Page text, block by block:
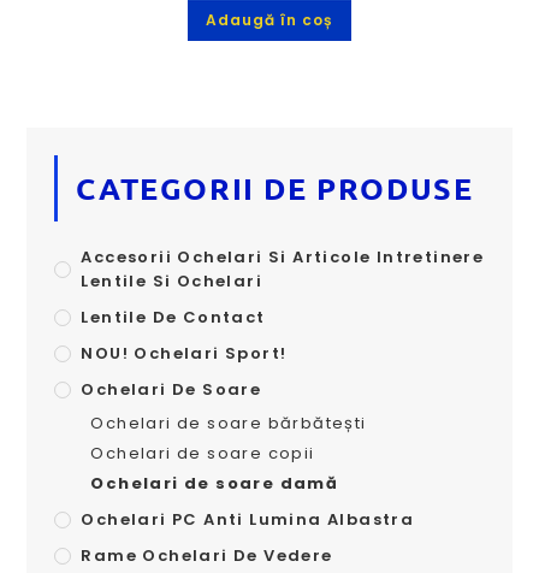
Adaugă în coș
CATEGORII DE PRODUSE
Accesorii Ochelari Si Articole Intretinere
Lentile Si Ochelari
Lentile De Contact
NOU! Ochelari Sport!
Ochelari De Soare
Ochelari de soare bărbătești
Ochelari de soare copii
Ochelari de soare damă
Ochelari PC Anti Lumina Albastra
Rame Ochelari De Vedere